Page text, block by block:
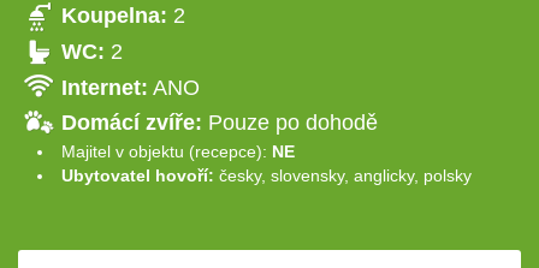
Koupelna: 2
WC: 2
Internet: ANO
Domácí zvíře: Pouze po dohodě
Majitel v objektu (recepce): NE
Ubytovatel hovoří: česky, slovensky, anglicky, polsky